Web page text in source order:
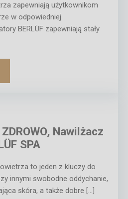
zapewniają użytkownikom
w odpowiedniej
BERLÜF zapewniają stały
Nawilżacz
SPA
to jeden z kluczy do
innymi swobodne oddychanie,
skóra, a także dobre […]